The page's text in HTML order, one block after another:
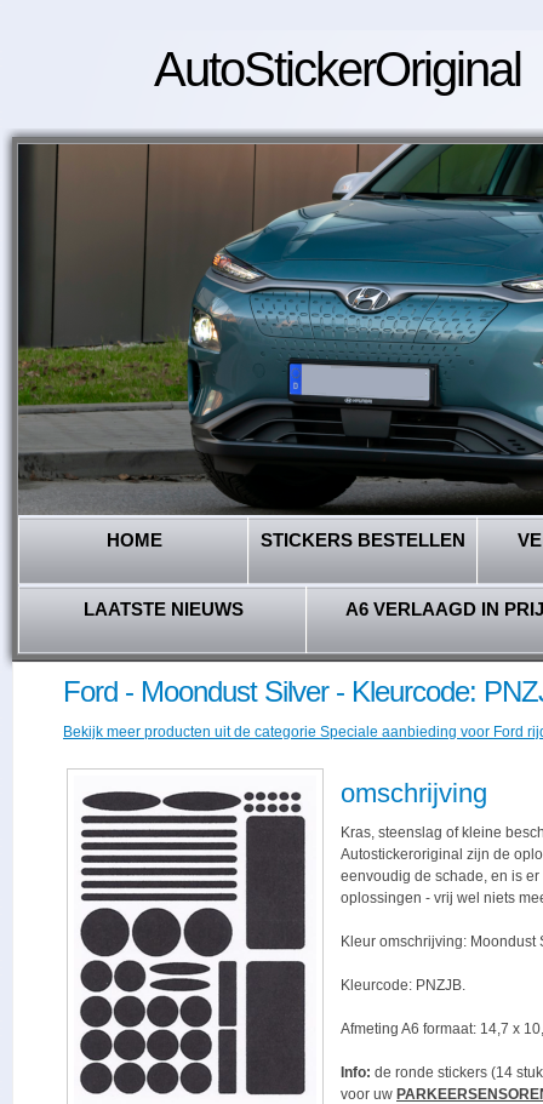
AutoStickerOriginal
HOME STICKERS BESTELLEN
LAATSTE NIEUWS A6 VERLAAGD IN
Ford - Moondust Silver - Kleurcode:
Bekijk meer producten uit de categorie Speciale aanbieding voor Ford
omschrijving
Kras, steenslag of kleine
Autostickeroriginal zijn de
eenvoudig de schade, en is
oplossingen - vrij wel niets
Kleur omschrijving: Moondust
Kleurcode: PNZJB.
Afmeting A6 formaat: 14,7 x
Info: de ronde stickers (14
voor uw